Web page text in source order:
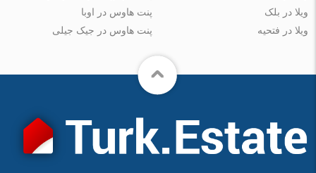
ویلا در بلک
ویلا در فتحیه
پنت هاوس در اوبا
پنت هاوس در جیک جیلی